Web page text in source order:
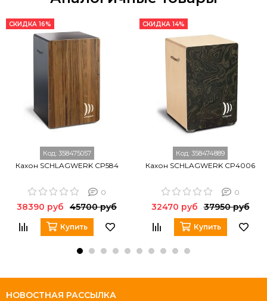
СКИДКА 16%
Код: 358475057
Кахон SCHLAGWERK CP584
0
38390 руб 45700 руб
Купить
СКИДКА 14%
Код: 358474889
Кахон SCHLAGWERK CP4006
0
32470 руб 37950 руб
Купить
НОВОСТНАЯ РАССЫЛКА